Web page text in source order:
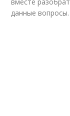
данные вопросы.